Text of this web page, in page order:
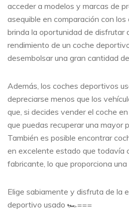
acceder a modelos y marcas de
asequible en comparación con
brinda la oportunidad de disfrutar
rendimiento de un coche
desembolsar una gran cantidad
Además, los coches deportivos
depreciarse menos que los
que, si decides vender el coche
que puedas recuperar una mayor
También es posible encontrar
en excelente estado que todavía
fabricante, lo que proporciona una
Elige sabiamente y disfruta de la
deportivo usado 🏎️===